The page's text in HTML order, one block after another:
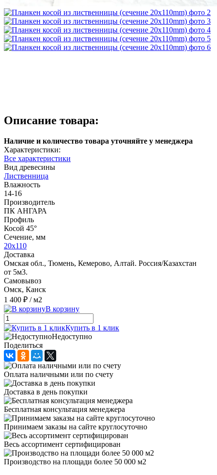
Описание товара:
Наличие и количество товара уточняйте у менеджера
Характеристики:
Все характеристики
Вид древесины
Лиственница
Влажность
14-16
Производитель
ПК АНГАРА
Профиль
Косой 45°
Сечение, мм
20x110
Доставка
Омская обл., Тюмень, Кемерово, Алтай. Россия/Казахстан
от 5м3.
Самовывоз
Омск, Канск
1 400 ₽ / м2
В корзину
Купить в 1 клик
Недоступно
Поделиться
Оплата наличными или по счету
Доставка в день покупки
Бесплатная консультация менеджера
Принимаем заказы на сайте круглосуточно
Весь ассортимент сертифицирован
Производство на площади более 50 000 м2